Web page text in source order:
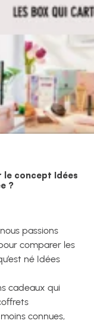
le concept Idées
?
passions
comparer les
né Idées
cadeaux qui
connues,